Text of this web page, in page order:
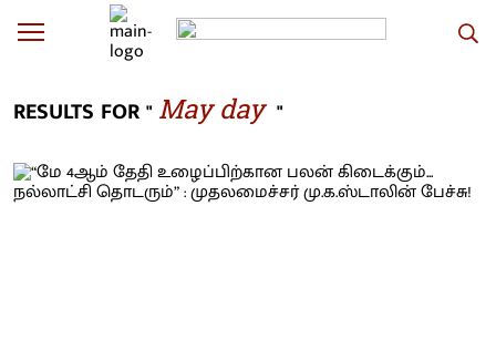
RESULTS FOR " May day "